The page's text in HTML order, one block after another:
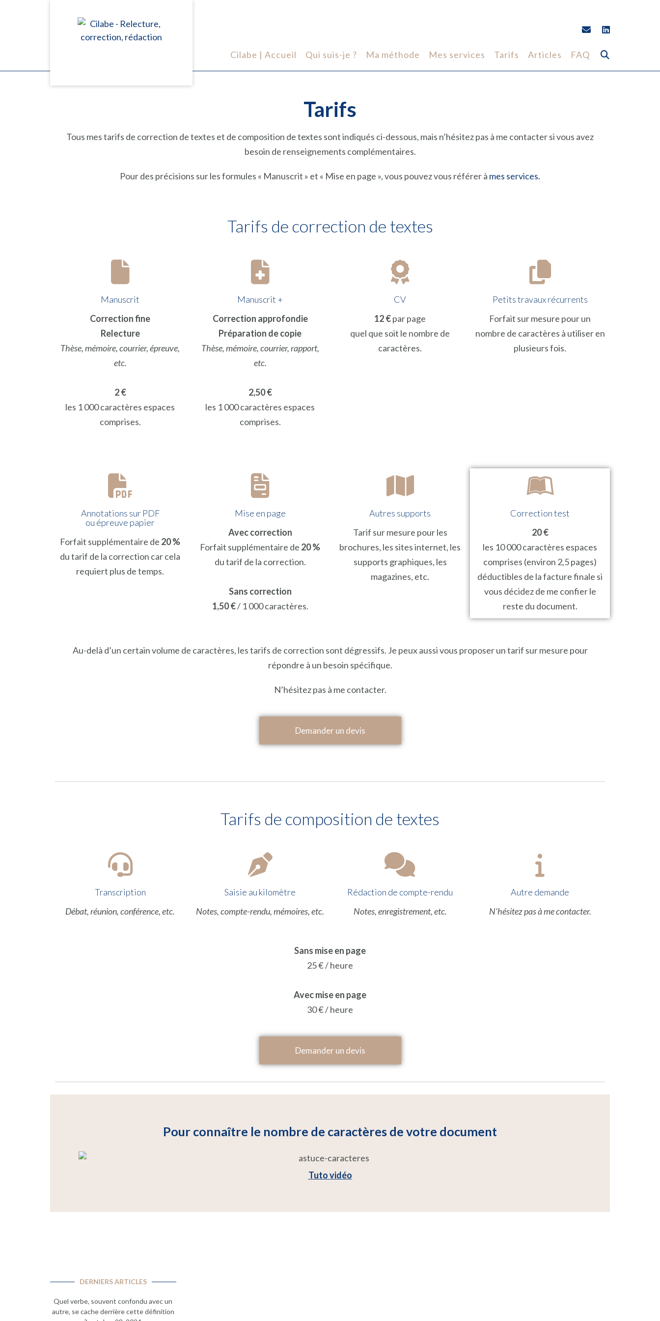
Cilabe | Accueil Qui suis-je ? Ma méthode Mes services Tarifs Articles FAQ
Tarifs
Tous mes tarifs de correction de textes et de composition de textes sont indiqués ci-dessous, mais n’hésitez pas à me contacter si vous avez
besoin de renseignements complémentaires.
Pour des précisions sur les formules « Manuscrit » et « Mise en page », vous pouvez vous référer à mes services.
Tarifs de correction de textes
Manuscrit
Correction fine
Relecture
Thèse, mémoire, courrier, épreuve,
etc.
2 €
les 1 000 caractères espaces
comprises.
Manuscrit +
Correction approfondie
Préparation de copie
Thèse, mémoire, courrier, rapport,
etc.
2,50 €
les 1 000 caractères espaces
comprises.
CV
12 €par page
quel que soit le nombre de
caractères.
Petits travaux récurrents
Forfait sur mesure pour un
nombre de caractères à utiliser en
plusieurs fois.
Annotations sur PDF
ou épreuve papier
Forfait supplémentaire de 20 %
du tarif de la correction car cela
requiert plus de temps.
Mise en page
Avec correction
Forfait supplémentaire de 20 %
du tarif de la correction.
Sans correction
1,50 €/ 1 000 caractères.
Autres supports
Tarif sur mesure pour les
brochures, les sites internet, les
supports graphiques, les
magazines, etc.
Correction test
20 €
les 10 000 caractères espaces
comprises (environ 2,5 pages)
déductibles de la facture finale si
vous décidez de me confier le
reste du document.
Au-delà d’un certain volume de caractères, les tarifs de correction sont dégressifs. Je peux aussi vous proposer un tarif sur mesure pour
répondre à un besoin spécifique.
N’hésitez pas à me contacter.
Demander un devis
Tarifs de composition de textes
Transcription
Débat, réunion, conférence, etc.
Saisie au kilomètre
Notes, compte-rendu, mémoires, etc.
Rédaction de compte-rendu
Notes, enregistrement, etc.
Autre demande
N'hésitez pas à me contacter.
Sans mise en page
25 € / heure
Avec mise en page
30 € / heure
Demander un devis
Pour connaître le nombre de caractères de votre document
Tuto vidéo
DERNIERS ARTICLES
Quel verbe, souvent confondu avec un
autre, se cache derrière cette définition